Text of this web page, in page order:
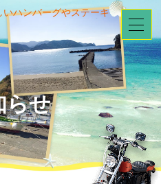
ハンバーグやステーキ
らせ